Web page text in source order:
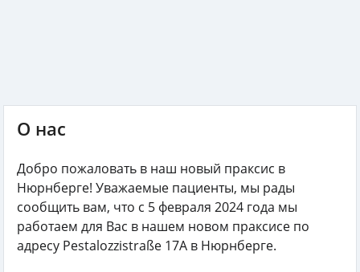
О нас
Добро пожаловать в наш новый праксис в
Нюрнберге! Уважаемые пациенты, мы рады
сообщить вам, что с 5 февраля 2024 года мы
работаем для Вас в нашем новом праксисе по
адресу Pestalozzistraße 17A в Нюрнберге.